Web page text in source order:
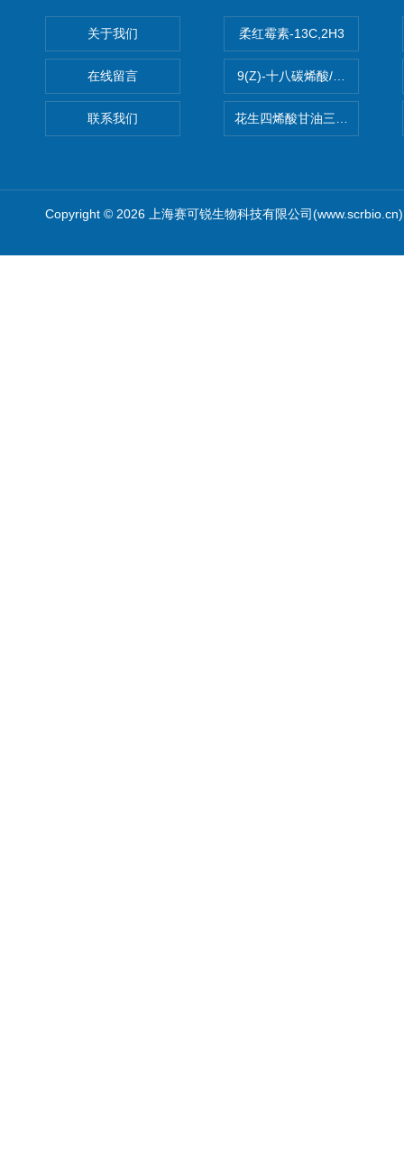
关于我们
在线留言
联系我们
柔红霉素-13C,2H3
9(Z)-十八碳烯酸/油酸
花生四烯酸甘油三酯(顺式-
Copyright © 2026 上海赛可锐生物科技有限公司